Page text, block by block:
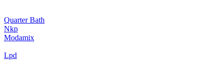
Quarter Bath
Nkp
Modamix
Lpd